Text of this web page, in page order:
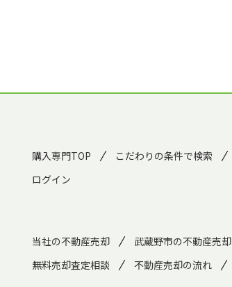
購入専門TOP こだわりの条件で検索
ログイン
当社の不動産売却 武蔵野市の不動産売却
無料売却査定相談
不動産売却の流れ